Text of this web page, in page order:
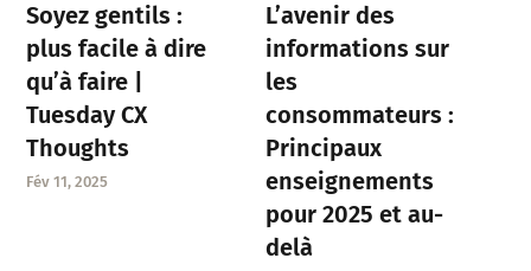
Soyez gentils :
plus facile à dire
qu’à faire |
Tuesday CX
Thoughts
Fév 11, 2025
L’avenir des
informations sur
les
consommateurs :
Principaux
enseignements
pour 2025 et au-
delà